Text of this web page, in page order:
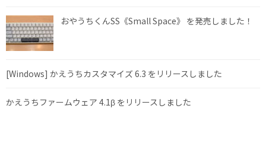
おやうちくんSS《Small Space》 を発売しました！
[Windows] かえうちカスタマイズ 6.3 をリリースしました
かえうちファームウェア 4.1β をリリースしました